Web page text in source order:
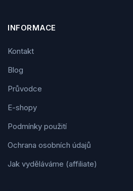
INFORMACE
Kontakt
Blog
Průvodce
E-shopy
Podmínky použití
Ochrana osobních údajů
Jak vyděláváme (affiliate)